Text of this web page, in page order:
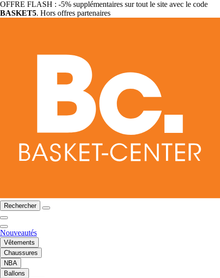
OFFRE FLASH : -5% supplémentaires sur tout le site avec le code
BASKET5. Hors offres partenaires
Rechercher
Nouveautés
Vêtements
Chaussures
NBA
Ballons